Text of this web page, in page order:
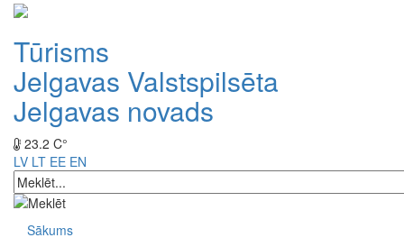
Tūrisms
Jelgavas Valstspilsēta
Jelgavas novads
23.2 C°
LV LT EE EN
Sākums